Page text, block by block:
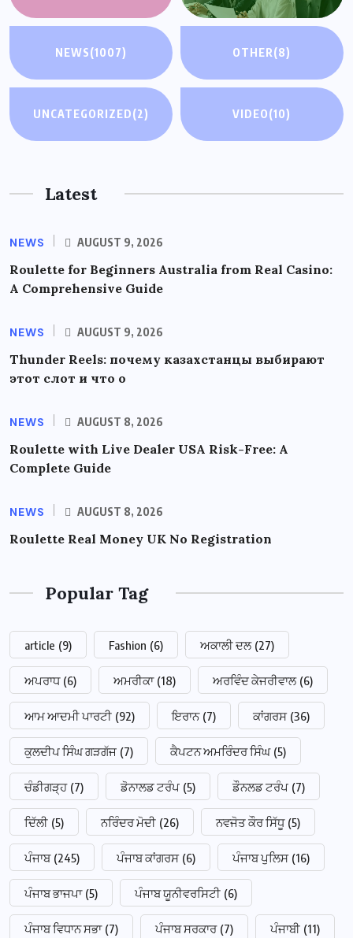
NEWS(1007) OTHER(8)
UNCATEGORIZED(2) VIDEO(10)
Latest
NEWS AUGUST 9, 2026
Roulette for Beginners Australia from Real Casino:
A Comprehensive Guide
NEWS AUGUST 9, 2026
Thunder Reels: почему казахстанцы выбирают
этот слот и что о
NEWS AUGUST 8, 2026
Roulette with Live Dealer USA Risk-Free: A
Complete Guide
NEWS AUGUST 8, 2026
Roulette Real Money UK No Registration
Popular Tag
article (9) Fashion (6) ਅਕਾਲੀ ਦਲ (27)
ਅਪਰਾਧ (6) ਅਮਰੀਕਾ (18) ਅਰਵਿੰਦ ਕੇਜਰੀਵਾਲ (6)
ਆਮ ਆਦਮੀ ਪਾਰਟੀ (92) ਇਰਾਨ (7) ਕਾਂਗਰਸ (36)
ਕੁਲਦੀਪ ਸਿੰਘ ਗੜਗੱਜ (7) ਕੈਪਟਨ ਅਮਰਿੰਦਰ ਸਿੰਘ (5)
ਚੰਡੀਗੜ੍ਹ (7) ਡੋਨਾਲਡ ਟਰੰਪ (5) ਡੌਨਲਡ ਟਰੰਪ (7)
ਦਿੱਲੀ (5) ਨਰਿੰਦਰ ਮੋਦੀ (26) ਨਵਜੋਤ ਕੌਰ ਸਿੱਧੂ (5)
ਪੰਜਾਬ (245) ਪੰਜਾਬ ਕਾਂਗਰਸ (6) ਪੰਜਾਬ ਪੁਲਿਸ (16)
ਪੰਜਾਬ ਭਾਜਪਾ (5) ਪੰਜਾਬ ਯੂਨੀਵਰਸਿਟੀ (6)
ਪੰਜਾਬ ਵਿਧਾਨ ਸਭਾ (7) ਪੰਜਾਬ ਸਰਕਾਰ (7) ਪੰਜਾਬੀ (11)